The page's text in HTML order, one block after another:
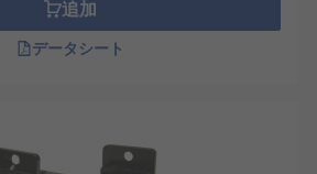
追加
データシート